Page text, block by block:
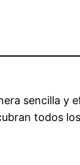
sencilla y
todos